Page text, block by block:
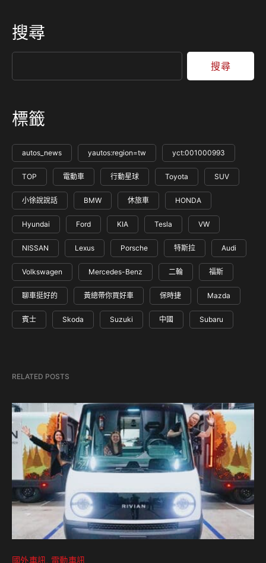
搜尋
搜尋
標籤
autos_news yautos:region=tw yct:001000993
TOP 電動車 行動星球 Toyota SUV
小徐說說話 BMW 休旅車 HONDA
Hyundai Ford KIA Tesla VW
NISSAN Lexus Porsche 特斯拉 Audi
Volkswagen Mercedes-Benz 二輪 福斯
聊車挺好的 黃總帶你買好車 保時捷 Mazda
賓士 Skoda Suzuki 中國 Subaru
RELATED POSTS
國外車訊 電動車訊